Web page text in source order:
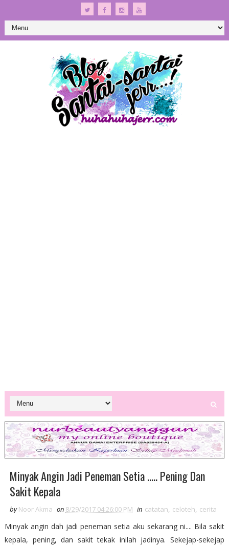
Minyak Angin Jadi Peneman Setia ..... Pening Dan
Sakit Kepala
by Noor Akma on 8/29/2017 04:26:00 PM in catatan, celoteh, cerita
Minyak angin dah jadi peneman setia aku sekarang ni.... Bila sakit
kepala, pening, dan sakit tekak inilah jadinya. Sekejap-sekejap